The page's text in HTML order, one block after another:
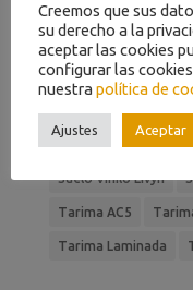
Suelo Laminado
Suelo Laminado Roble
Suelo Parquet
Suelo Vinilo Livyn
Tarima AC5
Tarima Laminada
Creemos que sus
su derecho a la
aceptar las cookies
configurar las
nuestra política de
Ajustes Aceptar